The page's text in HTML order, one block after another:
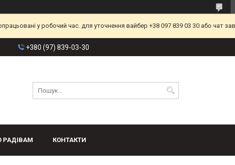
у робочий час. для уточнення вайбер +38 097 839 03 30 або чат
+380 (97) 839-03-30
РАДІВАМ КОНТАКТИ